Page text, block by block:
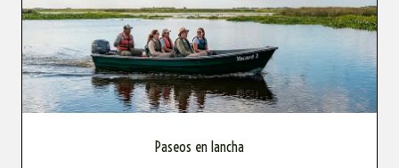
Paseos en lancha